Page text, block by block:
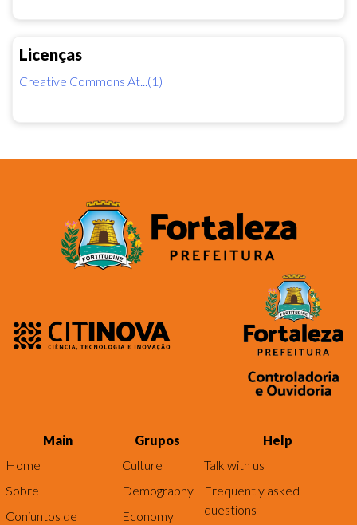
Licenças
Creative Commons At...(1)
Main
Home
Sobre
Conjuntos de
Grupos
Culture
Demography
Economy
Help
Talk with us
Frequently asked
questions